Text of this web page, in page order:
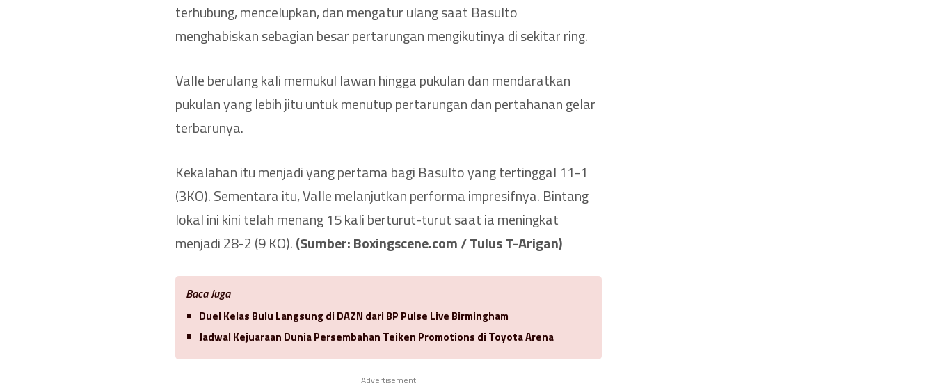
terhubung, mencelupkan, dan mengatur ulang saat Basulto
menghabiskan sebagian besar pertarungan mengikutinya di sekitar ring.
Valle berulang kali memukul lawan hingga pukulan dan mendaratkan
pukulan yang lebih jitu untuk menutup pertarungan dan pertahanan gelar
terbarunya.
Kekalahan itu menjadi yang pertama bagi Basulto yang tertinggal 11-1
(3KO). Sementara itu, Valle melanjutkan performa impresifnya. Bintang
lokal ini kini telah menang 15 kali berturut-turut saat ia meningkat
menjadi 28-2 (9 KO).(Sumber: Boxingscene.com / Tulus T-Arigan)
Baca Juga
Duel Kelas Bulu Langsung di DAZN dari BP Pulse Live Birmingham
Jadwal Kejuaraan Dunia Persembahan Teiken Promotions di Toyota Arena
Advertisement